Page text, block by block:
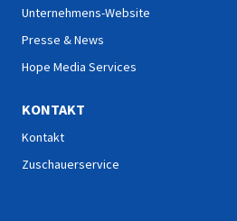
Unternehmens-Website
Presse & News
Hope Media Services
KONTAKT
Kontakt
Zuschauerservice